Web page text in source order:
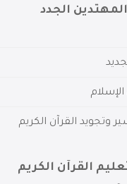
الجدد
وتجويد القرآن الكريم
القرآن الكريم